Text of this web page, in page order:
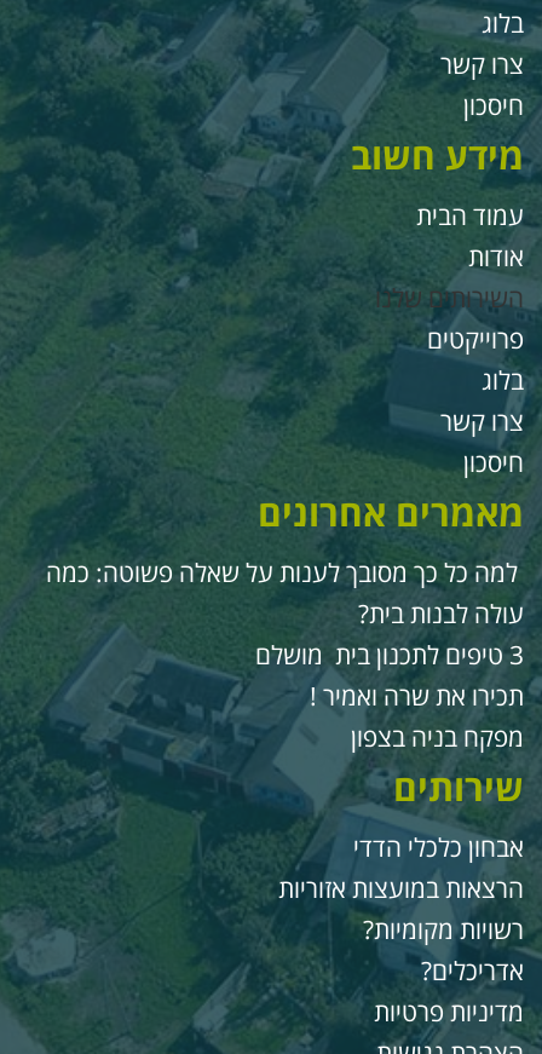
קשר
חשוב
הבית
שלנו
קשר
אחרונים
כל כך מסובך לענות על שאלה פשוטה: כמה
לבנות בית?
מושלם
את שרה ואמיר !
בניה בצפון
כלכלי הדדי
במועצות אזוריות
מקומיות?
פרטיות